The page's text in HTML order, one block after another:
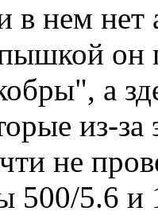
в нем нет
он
а
из-
не
500/5.6 и